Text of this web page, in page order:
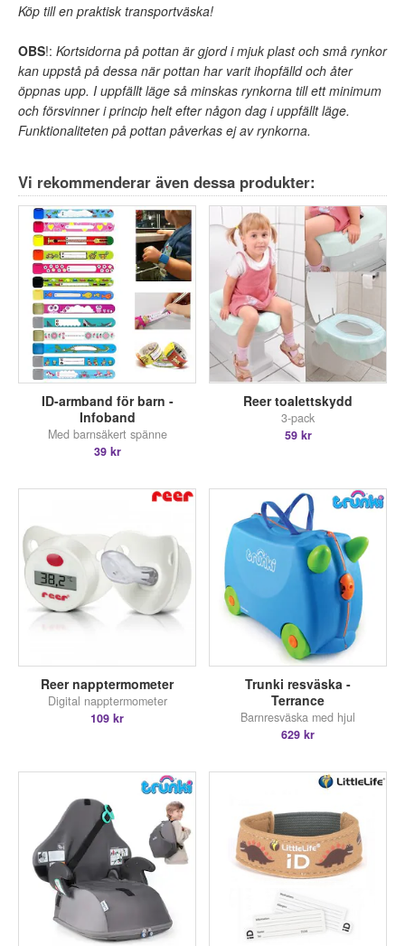
Köp till en praktisk transportväska!
OBS!: Kortsidorna på pottan är gjord i mjuk plast och små rynkor
kan uppstå på dessa när pottan har varit ihopfälld och åter
öppnas upp. I uppfällt läge så minskas rynkorna till ett minimum
och försvinner i princip helt efter någon dag i uppfällt läge.
Funktionaliteten på pottan påverkas ej av rynkorna.
Vi rekommenderar även dessa produkter:
ID-armband för barn -
Infoband
Med barnsäkert spänne
39 kr
Reer toalettskydd
3-pack
59 kr
Reer napptermometer
Digital napptermometer
109 kr
Trunki resväska -
Terrance
Barnresväska med hjul
629 kr